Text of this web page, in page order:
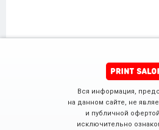
Вся информация,
на данном сайте, не
и публичной
исключительно